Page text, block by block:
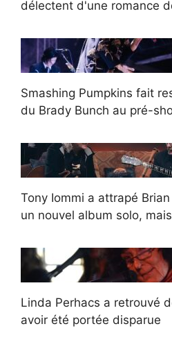
délectent d'une romance
Smashing Pumpkins fait
du Brady Bunch au pré-
Tony Iommi a attrapé
un nouvel album solo,
Linda Perhacs a retrouvé
avoir été portée disparue